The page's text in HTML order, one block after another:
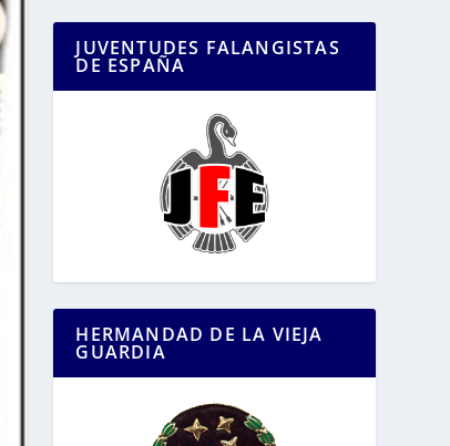
JUVENTUDES FALANGISTAS
DE ESPAÑA
HERMANDAD DE LA VIEJA
GUARDIA